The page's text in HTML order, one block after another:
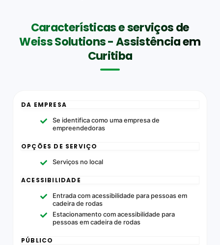
Características e serviços de
Weiss Solutions - Assistência em
Curitiba
DA EMPRESA
Se identifica como uma empresa de
empreendedoras
OPÇÕES DE SERVIÇO
Serviços no local
ACESSIBILIDADE
Entrada com acessibilidade para pessoas em
cadeira de rodas
Estacionamento com acessibilidade para
pessoas em cadeira de rodas
PÚBLICO